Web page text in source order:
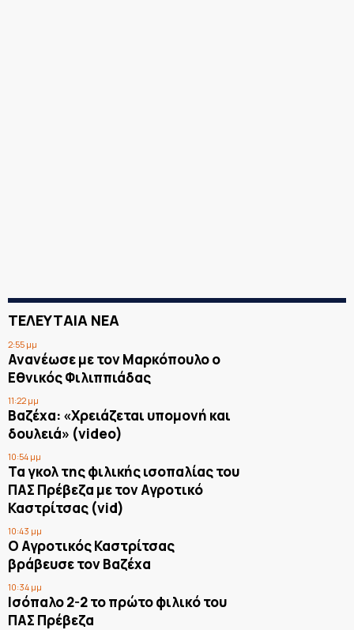
ΤΕΛΕΥΤΑΙΑ ΝΕΑ
2:55 μμ
Ανανέωσε με τον Μαρκόπουλο ο
Εθνικός Φιλιππιάδας
11:22 μμ
Βαζέχα: «Χρειάζεται υπομονή και
δουλειά» (video)
10:54 μμ
Τα γκολ της φιλικής ισοπαλίας του
ΠΑΣ Πρέβεζα με τον Αγροτικό
Καστρίτσας (vid)
10:43 μμ
Ο Αγροτικός Καστρίτσας
βράβευσε τον Βαζέχα
10:34 μμ
Ισόπαλο 2-2 το πρώτο φιλικό του
ΠΑΣ Πρέβεζα